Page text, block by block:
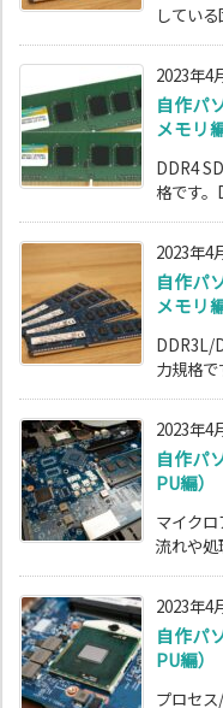
してい
2023年4
自作パ
メモリ編
DDR4
格です
2023年4
自作パ
メモリ編
DDR3L/
力規格で
2023年4
自作パ
PU編）
マイク
流れや処
2023年4
自作パ
PU編）
プロセ